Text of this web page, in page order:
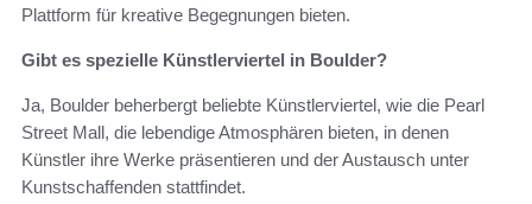
Plattform für kreative Begegnungen bieten.
Gibt es spezielle Künstlerviertel in Boulder?
Ja, Boulder beherbergt beliebte Künstlerviertel, wie die Pearl
Street Mall, die lebendige Atmosphären bieten, in denen
Künstler ihre Werke präsentieren und der Austausch unter
Kunstschaffenden stattfindet.